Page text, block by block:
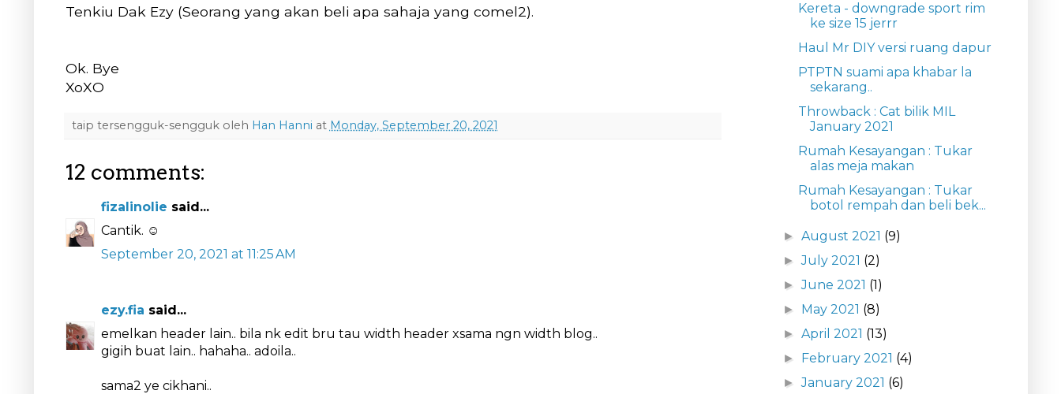
Tenkiu Dak Ezy (Seorang yang akan beli apa sahaja yang comel2).
Ok. Bye
XoXO
taip tersengguk-sengguk oleh Han Hanni at Monday, September 20, 2021
12 comments:
fizalinolie said...
Cantik. ☺️
September 20, 2021 at 11:25 AM
ezy.fia said...
emelkan header lain.. bila nk edit bru tau width header xsama ngn width blog..
gigih buat lain.. hahaha.. adoila..
sama2 ye cikhani..
Kereta - downgrade sport rim
ke size 15 jerrr
Haul Mr DIY versi ruang dapur
PTPTN suami apa khabar la
sekarang..
Throwback : Cat bilik MIL
January 2021
Rumah Kesayangan : Tukar
alas meja makan
Rumah Kesayangan : Tukar
botol rempah dan beli bek...
► August 2021 (9)
►July 2021 (2)
►June 2021 (1)
► May 2021 (8)
► April 2021 (13)
► February 2021 (4)
►January 2021 (6)